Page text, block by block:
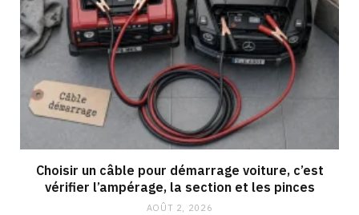
Choisir un câble pour démarrage voiture, c’est
vérifier l’ampérage, la section et les pinces
AOÛT 2, 2026